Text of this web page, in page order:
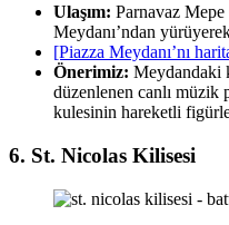
Ulaşım: Parnavaz
Meydanı’ndan
[Piazza Meydanı’nı
Önerimiz: Meydandaki
düzenlenen canlı müzik
kulesinin hareketli
6. St. Nicolas Kilisesi